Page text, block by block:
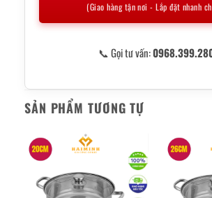
(Giao hàng tận nơi - Lắp đặt nhanh
📞 Gọi tư vấn:
SẢN PHẨM TƯƠNG TỰ